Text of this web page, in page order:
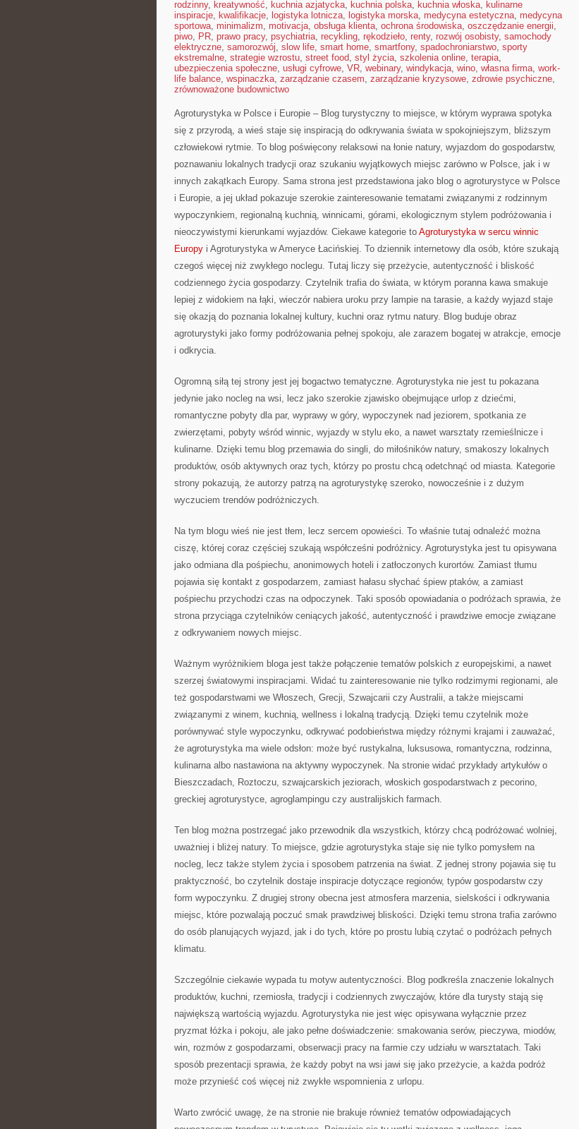
rodzinny, kreatywność, kuchnia azjatycka, kuchnia polska, kuchnia włoska, kulinarne
inspiracje, kwalifikacje, logistyka lotnicza, logistyka morska, medycyna estetyczna, medycyna
sportowa, minimalizm, motivacja, obsługa klienta, ochrona środowiska, oszczędzanie energii,
piwo, PR, prawo pracy, psychiatria, recykling, rękodzieło, renty, rozwój osobisty, samochody
elektryczne, samorozwój, slow life, smart home, smartfony, spadochroniarstwo, sporty
ekstremalne, strategie wzrostu, street food, styl życia, szkolenia online, terapia,
ubezpieczenia społeczne, usługi cyfrowe, VR, webinary, windykacja, wino, własna firma, work-
life balance, wspinaczka, zarządzanie czasem, zarządzanie kryzysowe, zdrowie psychiczne,
zrównoważone budownictwo
Agroturystyka w Polsce i Europie – Blog turystyczny to miejsce, w którym wyprawa spotyka
się z przyrodą, a wieś staje się inspiracją do odkrywania świata w spokojniejszym, bliższym
człowiekowi rytmie. To blog poświęcony relaksowi na łonie natury, wyjazdom do gospodarstw,
poznawaniu lokalnych tradycji oraz szukaniu wyjątkowych miejsc zarówno w Polsce, jak i w
innych zakątkach Europy. Sama strona jest przedstawiona jako blog o agroturystyce w Polsce
i Europie, a jej układ pokazuje szerokie zainteresowanie tematami związanymi z rodzinnym
wypoczynkiem, regionalną kuchnią, winnicami, górami, ekologicznym stylem podróżowania i
nieoczywistymi kierunkami wyjazdów. Ciekawe kategorie to Agroturystyka w sercu winnic
Europy i Agroturystyka w Ameryce Łacińskiej. To dziennik internetowy dla osób, które szukają
czegoś więcej niż zwykłego noclegu. Tutaj liczy się przeżycie, autentyczność i bliskość
codziennego życia gospodarzy. Czytelnik trafia do świata, w którym poranna kawa smakuje
lepiej z widokiem na łąki, wieczór nabiera uroku przy lampie na tarasie, a każdy wyjazd staje
się okazją do poznania lokalnej kultury, kuchni oraz rytmu natury. Blog buduje obraz
agroturystyki jako formy podróżowania pełnej spokoju, ale zarazem bogatej w atrakcje, emocje
i odkrycia.
Ogromną siłą tej strony jest jej bogactwo tematyczne. Agroturystyka nie jest tu pokazana
jedynie jako nocleg na wsi, lecz jako szerokie zjawisko obejmujące urlop z dziećmi,
romantyczne pobyty dla par, wyprawy w góry, wypoczynek nad jeziorem, spotkania ze
zwierzętami, pobyty wśród winnic, wyjazdy w stylu eko, a nawet warsztaty rzemieślnicze i
kulinarne. Dzięki temu blog przemawia do singli, do miłośników natury, smakoszy lokalnych
produktów, osób aktywnych oraz tych, którzy po prostu chcą odetchnąć od miasta. Kategorie
strony pokazują, że autorzy patrzą na agroturystykę szeroko, nowocześnie i z dużym
wyczuciem trendów podróżniczych.
Na tym blogu wieś nie jest tłem, lecz sercem opowieści. To właśnie tutaj odnaleźć można
ciszę, której coraz częściej szukają współcześni podróżnicy. Agroturystyka jest tu opisywana
jako odmiana dla pośpiechu, anonimowych hoteli i zatłoczonych kurortów. Zamiast tłumu
pojawia się kontakt z gospodarzem, zamiast hałasu słychać śpiew ptaków, a zamiast
pośpiechu przychodzi czas na odpoczynek. Taki sposób opowiadania o podróżach sprawia, że
strona przyciąga czytelników ceniących jakość, autentyczność i prawdziwe emocje związane
z odkrywaniem nowych miejsc.
Ważnym wyróżnikiem bloga jest także połączenie tematów polskich z europejskimi, a nawet
szerzej światowymi inspiracjami. Widać tu zainteresowanie nie tylko rodzimymi regionami, ale
też gospodarstwami we Włoszech, Grecji, Szwajcarii czy Australii, a także miejscami
związanymi z winem, kuchnią, wellness i lokalną tradycją. Dzięki temu czytelnik może
porównywać style wypoczynku, odkrywać podobieństwa między różnymi krajami i zauważać,
że agroturystyka ma wiele odsłon: może być rustykalna, luksusowa, romantyczna, rodzinna,
kulinarna albo nastawiona na aktywny wypoczynek. Na stronie widać przykłady artykułów o
Bieszczadach, Roztoczu, szwajcarskich jeziorach, włoskich gospodarstwach z pecorino,
greckiej agroturystyce, agroglampingu czy australijskich farmach.
Ten blog można postrzegać jako przewodnik dla wszystkich, którzy chcą podróżować wolniej,
uważniej i bliżej natury. To miejsce, gdzie agroturystyka staje się nie tylko pomysłem na
nocleg, lecz także stylem życia i sposobem patrzenia na świat. Z jednej strony pojawia się tu
praktyczność, bo czytelnik dostaje inspiracje dotyczące regionów, typów gospodarstw czy
form wypoczynku. Z drugiej strony obecna jest atmosfera marzenia, sielskości i odkrywania
miejsc, które pozwalają poczuć smak prawdziwej bliskości. Dzięki temu strona trafia zarówno
do osób planujących wyjazd, jak i do tych, które po prostu lubią czytać o podróżach pełnych
klimatu.
Szczególnie ciekawie wypada tu motyw autentyczności. Blog podkreśla znaczenie lokalnych
produktów, kuchni, rzemiosła, tradycji i codziennych zwyczajów, które dla turysty stają się
największą wartością wyjazdu. Agroturystyka nie jest więc opisywana wyłącznie przez
pryzmat łóżka i pokoju, ale jako pełne doświadczenie: smakowania serów, pieczywa, miodów,
win, rozmów z gospodarzami, obserwacji pracy na farmie czy udziału w warsztatach. Taki
sposób prezentacji sprawia, że każdy pobyt na wsi jawi się jako przeżycie, a każda podróż
może przynieść coś więcej niż zwykłe wspomnienia z urlopu.
Warto zwrócić uwagę, że na stronie nie brakuje również tematów odpowiadających